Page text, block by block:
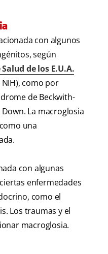
con algunos
según
de los E.U.A.
como por
de Beckwith-
La macroglosia
una
con algunas
enfermedades
como el
Los traumas y el
macroglosia.